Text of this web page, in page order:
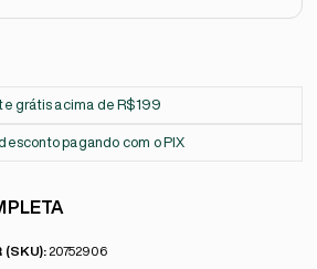
grátis acima de R$199
pagando com o PIX
(SKU): 20752906